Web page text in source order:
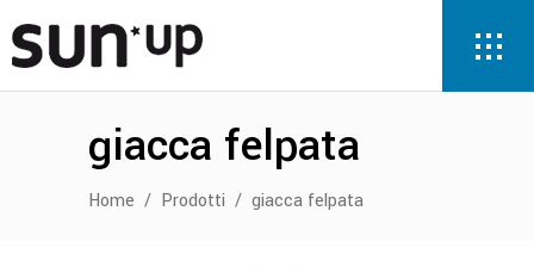
giacca felpata
Home / Prodotti / giacca felpata